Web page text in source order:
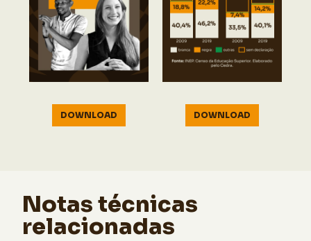
DOWNLOAD DOWNLOAD
Notas técnicas
relacionadas